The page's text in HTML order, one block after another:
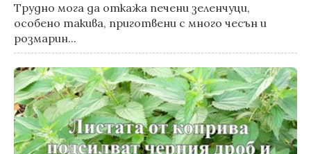
Трудно мога да откажа печени зеленчуци,
особено такива, приготвени с много чесън и
розмарин...